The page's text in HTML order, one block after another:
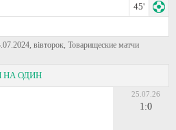
45'
вівторок, Товарищеские матчи
НА ОДИН
25.07.26
1:0